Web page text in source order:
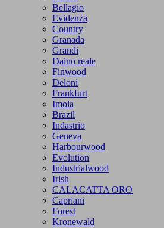
Bellagio
Evidenza
Country
Granada
Grandi
Daino reale
Finwood
Deloni
Frankfurt
Imola
Brazil
Indastrio
Geneva
Harbourwood
Evolution
Industrialwood
Irish
CALACATTA ORO
Capriani
Forest
Kronewald